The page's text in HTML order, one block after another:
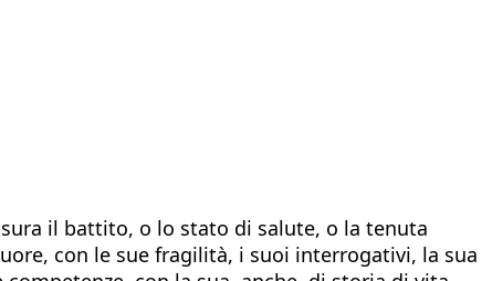
il battito, o lo stato di salute, o la tenuta
con le sue fragilità, i suoi interrogativi, la sua